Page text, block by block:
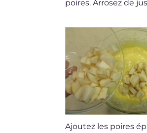
poires. Arrosez de
Ajoutez les poires